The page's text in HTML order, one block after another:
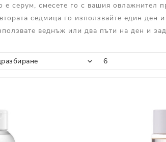
е серум, смесете го с вашия овлажнител
седмица го използвайте един
веднъж или два пъти на ден и